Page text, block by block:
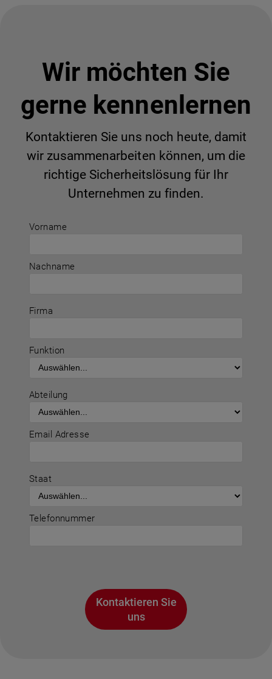
Vorname
Nachname
Firma
Funktion
Abteilung
Email Adresse
Staat
Telefonnummer
Kontaktieren Sie
uns
Wir möchten Sie
gerne kennenlernen
Kontaktieren Sie uns noch heute, damit
wir zusammenarbeiten können, um die
richtige Sicherheitslösung für Ihr
Unternehmen zu finden.